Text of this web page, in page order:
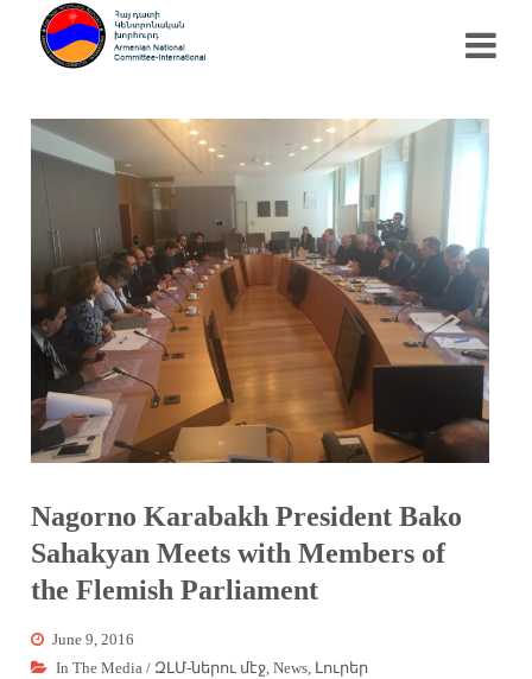
Nagorno Karabakh President Bako
Sahakyan Meets with Members of
the Flemish Parliament
June 9, 2016
In The Media / ԶԼՄ-ներու մէջ,News, Լուրեր